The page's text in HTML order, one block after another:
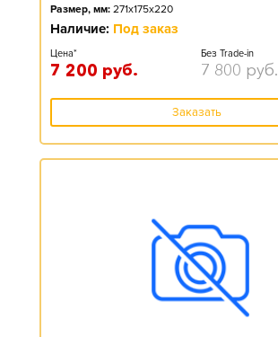
Размер, мм: 271x175x220
Наличие: Под заказ
Цена*
7 200 руб.
Без Trade-in
7 800 руб.
Заказать